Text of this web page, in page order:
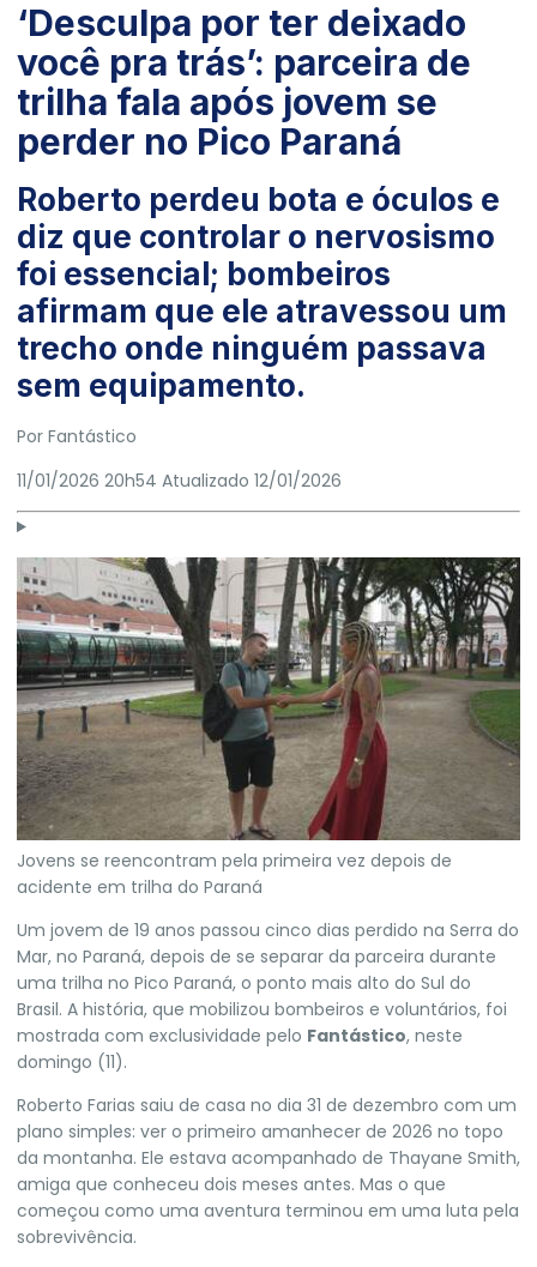
‘Desculpa por ter deixado
você pra trás’: parceira de
trilha fala após jovem se
perder no Pico Paraná
Roberto perdeu bota e óculos e
diz que controlar o nervosismo
foi essencial; bombeiros
afirmam que ele atravessou um
trecho onde ninguém passava
sem equipamento.
Por Fantástico
11/01/2026 20h54 Atualizado 12/01/2026
Jovens se reencontram pela primeira vez depois de
acidente em trilha do Paraná
Um jovem de 19 anos passou cinco dias perdido na Serra do
Mar, no Paraná, depois de se separar da parceira durante
uma trilha no Pico Paraná, o ponto mais alto do Sul do
Brasil. A história, que mobilizou bombeiros e voluntários, foi
mostrada com exclusividade pelo Fantástico, neste
domingo (11).
Roberto Farias saiu de casa no dia 31 de dezembro com um
plano simples: ver o primeiro amanhecer de 2026 no topo
da montanha. Ele estava acompanhado de Thayane Smith,
amiga que conheceu dois meses antes. Mas o que
começou como uma aventura terminou em uma luta pela
sobrevivência.